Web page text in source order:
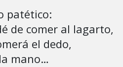
patético:
de comer al lagarto,
el dedo,
la mano…